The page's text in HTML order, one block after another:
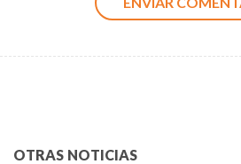
OTRAS NOTICIAS